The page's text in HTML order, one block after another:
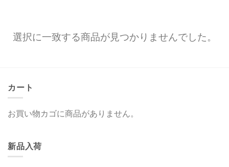
選択に一致する商品が見つかりませんでした。
カート
お買い物カゴに商品がありません。
新品入荷